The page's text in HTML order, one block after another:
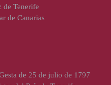
de Tenerife
de Canarias
de 25 de julio de 1797